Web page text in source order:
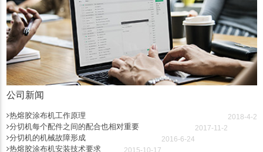
公司新闻
热熔胶涂布机工作原理 2018-4-2
分切机每个配件之间的配合也相对重要 2017-11-2
分切机的机械故障形成 2016-6-24
热熔胶涂布机安装技术要求 2015-10-17